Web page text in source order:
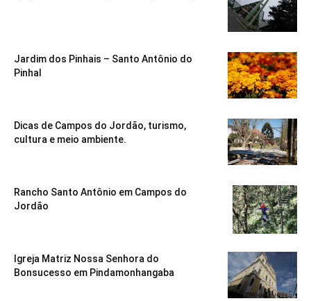
Jardim dos Pinhais – Santo Antônio do
Pinhal
Dicas de Campos do Jordão, turismo,
cultura e meio ambiente.
Rancho Santo Antônio em Campos do
Jordão
Igreja Matriz Nossa Senhora do
Bonsucesso em Pindamonhangaba